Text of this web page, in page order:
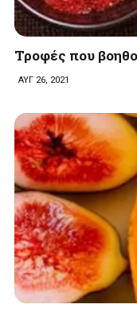
Τροφές που
ΑΥΓ 26, 2021